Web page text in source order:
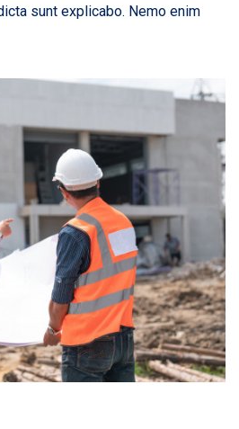
sunt explicabo. Nemo enim